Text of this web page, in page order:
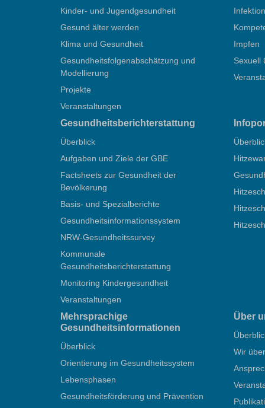
Kinder- und Jugendgesundheit
Gesund älter werden
Klima und Gesundheit
Gesundheitsfolgenabschätzung und
Modellierung
Projekte
Veranstaltungen
Impfen
Sexuell
Gesundheitsberichterstattung
Überblick
Aufgaben und Ziele der GBE
Factsheets zur Gesundheit der
Bevölkerung
Basis- und Spezialberichte
Gesundheitsinformationssystem
NRW-Gesundheitssurvey
Kommunale
Gesundheitsberichterstattung
Monitoring Kindergesundheit
Veranstaltungen
Mehrsprachige
Gesundheitsinformationen
Überblick
Orientierung im Gesundheitssystem
Lebensphasen
Gesundheitsförderung und Prävention
Über
Wir